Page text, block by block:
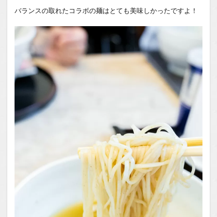
バランスの取れたコラボの麺はとても美味しかったですよ！